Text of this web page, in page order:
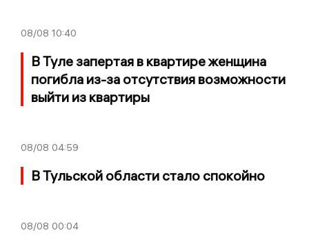
08/08 10:40
В Туле запертая в квартире женщина
погибла из-за отсутствия возможности
выйти из квартиры
08/08 04:59
В Тульской области стало спокойно
08/08 00:04